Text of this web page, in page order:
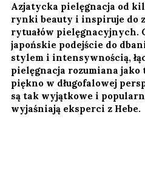
Azjatycka pielęgnacja od
rynki beauty i inspiruje do
rytuałów pielęgnacyjnych.
japońskie podejście do
stylem i intensywnością,
pielęgnacja rozumiana
piękno w długofalowej
są tak wyjątkowe i
wyjaśniają eksperci z Hebe.